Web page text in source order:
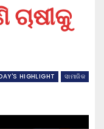
ଚାଷୀକୁ
HIGHLIGHT ସାମାଜିକ